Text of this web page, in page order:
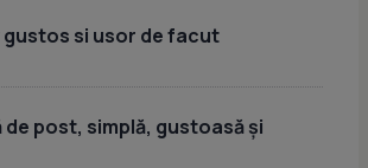
si usor de facut
post, simplă, gustoasă și